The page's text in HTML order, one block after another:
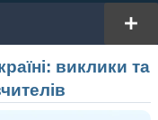
виклики та